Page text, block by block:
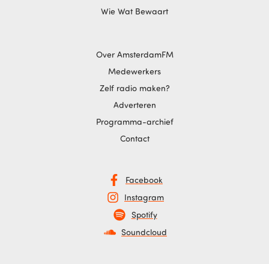
Wie Wat Bewaart
Over AmsterdamFM
Medewerkers
Zelf radio maken?
Adverteren
Programma-archief
Contact
Facebook
Instagram
Spotify
Soundcloud